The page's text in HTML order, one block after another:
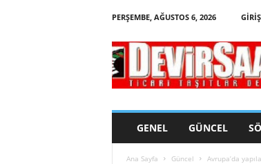
PERŞEMBE, AĞUSTOS 6, 2026
e
v
i
r
GENEL GÜNCEL
Ana Sayfa Güncel Avrupa’da